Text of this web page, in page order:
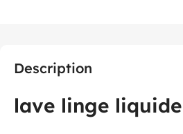
Description
lave linge liquide